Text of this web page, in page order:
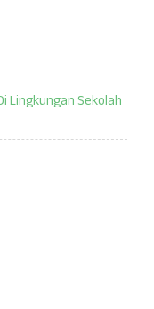
Lingkungan Sekolah